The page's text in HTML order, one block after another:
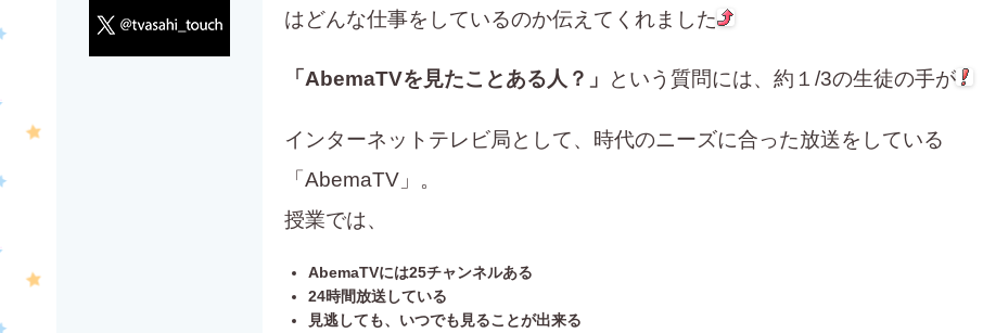
はどんな仕事をしているのか伝えてくれました
「AbemaTVを見たことある人？」 という質問には、約１/3の生徒の手が
インターネットテレビ局として、時代のニーズに合った放送をしている
「AbemaTV」。
授業では、
AbemaTVには25チャンネルある
24時間放送している
見逃しても、いつでも見ることが出来る